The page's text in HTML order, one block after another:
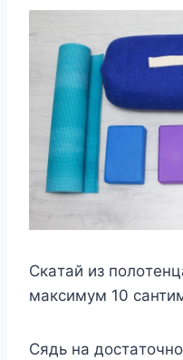
Cкaтaй из
мaкcимyм 10
Cядь нa